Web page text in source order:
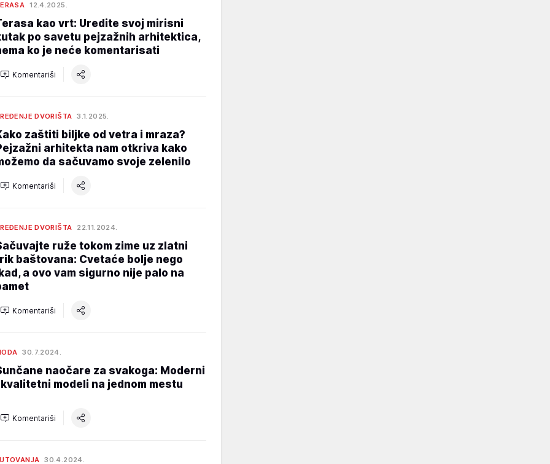
12.4.2025.
kao vrt: Uredite svoj mirisni
po savetu pejzažnih arhitektica,
ko je neće komentarisati
Komentariši
DVORIŠTA 3.1.2025.
zaštiti biljke od vetra i mraza?
arhitekta nam otkriva kako
da sačuvamo svoje zelenilo
Komentariši
DVORIŠTA 22.11.2024.
ruže tokom zime uz zlatni
baštovana: Cvetaće bolje nego
a ovo vam sigurno nije palo na
Komentariši
30.7.2024.
naočare za svakoga: Moderni
modeli na jednom mestu
Komentariši
30.4.2024.